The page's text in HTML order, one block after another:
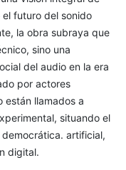
futuro del sonido
la obra subraya que
sino una
del audio en la era
por actores
están llamados a
situando el
artificial,
digital.